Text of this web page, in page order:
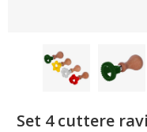
Set 4 cuttere